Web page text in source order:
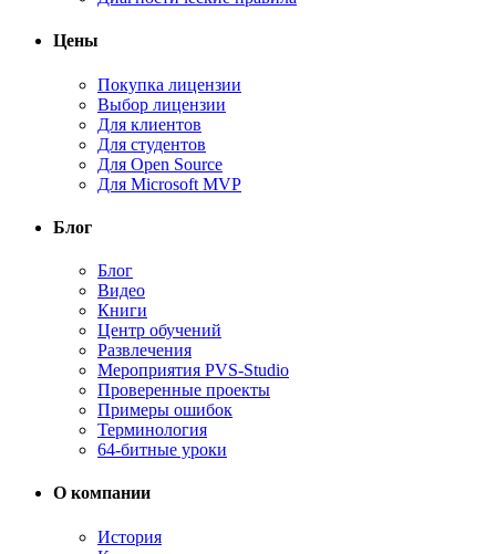
Цены
Покупка лицензии
Выбор лицензии
Для клиентов
Для студентов
Для Open Source
Для Microsoft MVP
Блог
Блог
Видео
Книги
Центр обучений
Развлечения
Мероприятия PVS-Studio
Проверенные проекты
Примеры ошибок
Терминология
64-битные уроки
О компании
История